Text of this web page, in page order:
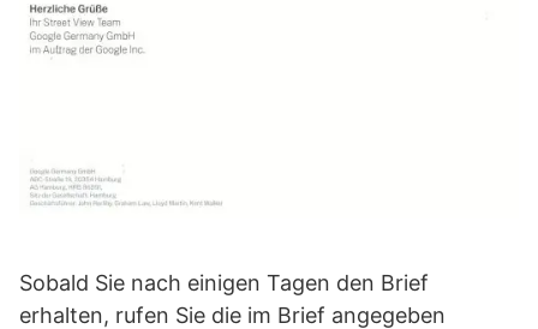
Sobald Sie nach einigen Tagen den Brief
erhalten, rufen Sie die im Brief angegeben